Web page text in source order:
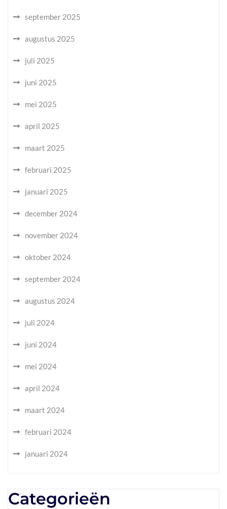
september 2025
augustus 2025
juli 2025
juni 2025
mei 2025
april 2025
maart 2025
februari 2025
januari 2025
december 2024
november 2024
oktober 2024
september 2024
augustus 2024
juli 2024
juni 2024
mei 2024
april 2024
maart 2024
februari 2024
januari 2024
Categorieën